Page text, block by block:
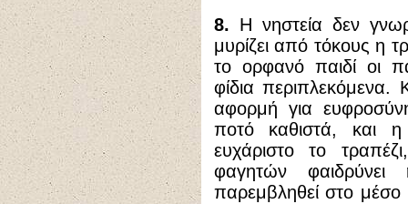
8. Η νηστεία δεν
μυρίζει από τόκους η
το ορφανό παιδί οι
φίδια περιπλεκόμενα.
αφορμή για
ποτό καθιστά, και
ευχάριστο το
φαγητών
παρεμβληθεί στο μέσο